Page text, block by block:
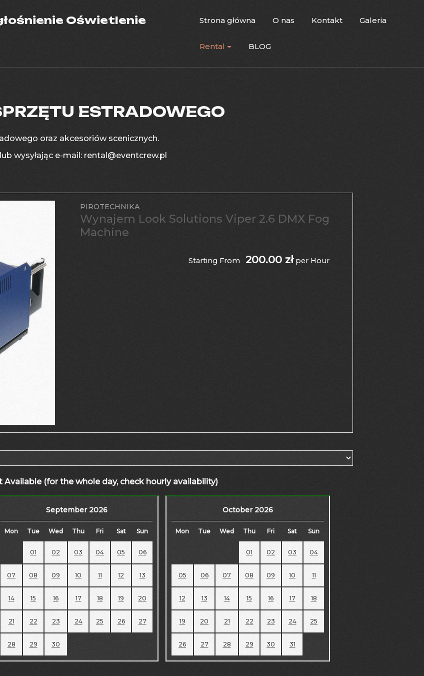
Oświetlenie
Strona główna O nas Kontakt Galeria
Rental BLOG
ESTRADOWEGO
oraz akcesoriów scenicznych.
wysyłając e-mail: rental@eventcrew.pl
PIROTECHNIKA
Wynajem Look Solutions Viper 2.6 DMX Fog
Machine
Starting From 200.00 per Hour
Available (for the whole day, check hourly availability)
September 2026
Mon Tue Wed Thu Fri Sat Sun
01 02 03 04 05 06
07 08 09 10 11 12 13
14 15 16 17 18 19 20
21 22 23 24 25 26 27
28 29 30
October 2026
Mon Tue Wed Thu Fri Sat Sun
01 02 03 04
05 06 07 08 09 10 11
12 13 14 15 16 17 18
19 20 21 22 23 24 25
26 27 28 29 30 31